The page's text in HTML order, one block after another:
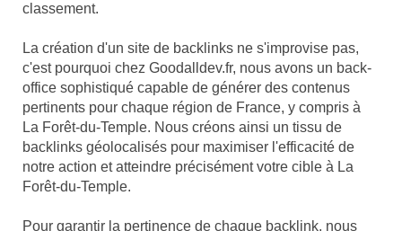
classement.
La création d'un site de backlinks ne s'improvise pas,
c'est pourquoi chez Goodalldev.fr, nous avons un back-
office sophistiqué capable de générer des contenus
pertinents pour chaque région de France, y compris à
La Forêt-du-Temple. Nous créons ainsi un tissu de
backlinks géolocalisés pour maximiser l'efficacité de
notre action et atteindre précisément votre cible à La
Forêt-du-Temple.
Pour garantir la pertinence de chaque backlink, nous